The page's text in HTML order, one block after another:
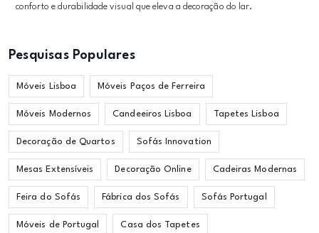
conforto e durabilidade visual que eleva a decoração do lar.
Pesquisas Populares
Móveis Lisboa Móveis Paços de Ferreira
Móveis Modernos Candeeiros Lisboa Tapetes Lisboa
Decoração de Quartos Sofás Innovation
Mesas Extensíveis Decoração Online Cadeiras Modernas
Feira do Sofás Fábrica dos Sofás Sofás Portugal
Móveis de Portugal Casa dos Tapetes